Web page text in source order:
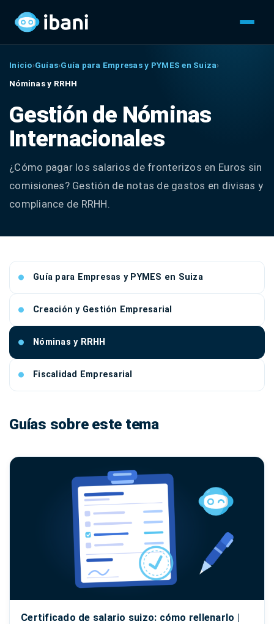
Inicio›Guías›Guía para Empresas y PYMES en Suiza›
Nóminas y RRHH
Gestión de Nóminas
Internacionales
¿Cómo pagar los salarios de fronterizos en Euros sin
comisiones? Gestión de notas de gastos en divisas y
compliance de RRHH.
Guía para Empresas y PYMES en Suiza
Creación y Gestión Empresarial
Nóminas y RRHH
Fiscalidad Empresarial
Guías sobre este tema
Certificado de salario suizo: cómo rellenarlo |